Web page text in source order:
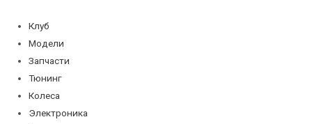
содержимому
Клуб
Модели
Запчасти
Тюнинг
Колеса
Электроника